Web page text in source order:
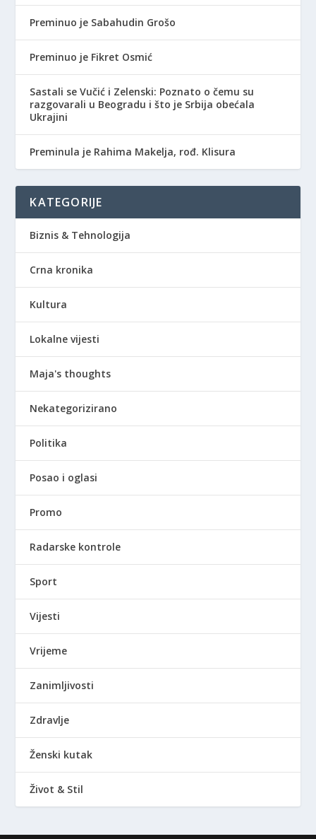
Preminuo je Sabahudin Grošo
Preminuo je Fikret Osmić
Sastali se Vučić i Zelenski: Poznato o čemu su
razgovarali u Beogradu i što je Srbija obećala
Ukrajini
Preminula je Rahima Makelja, rođ. Klisura
KATEGORIJE
Biznis & Tehnologija
Crna kronika
Kultura
Lokalne vijesti
Maja's thoughts
Nekategorizirano
Politika
Posao i oglasi
Promo
Radarske kontrole
Sport
Vijesti
Vrijeme
Zanimljivosti
Zdravlje
Ženski kutak
Život & Stil